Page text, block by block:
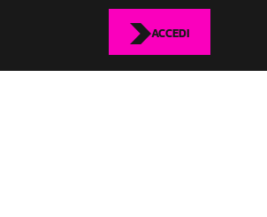
ACCEDI